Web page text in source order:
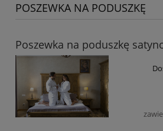
POSZEWKA NA PODUSZKĘ
Poszewka na poduszkę